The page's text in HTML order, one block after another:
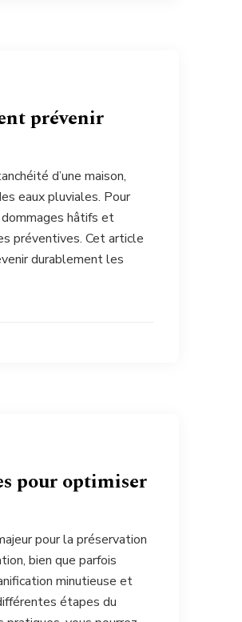
prévenir
d’une maison,
eaux pluviales. Pour
hâtifs et
préventives. Cet article
durablement les
pour optimiser
pour la préservation
bien que parfois
minutieuse et
étapes du